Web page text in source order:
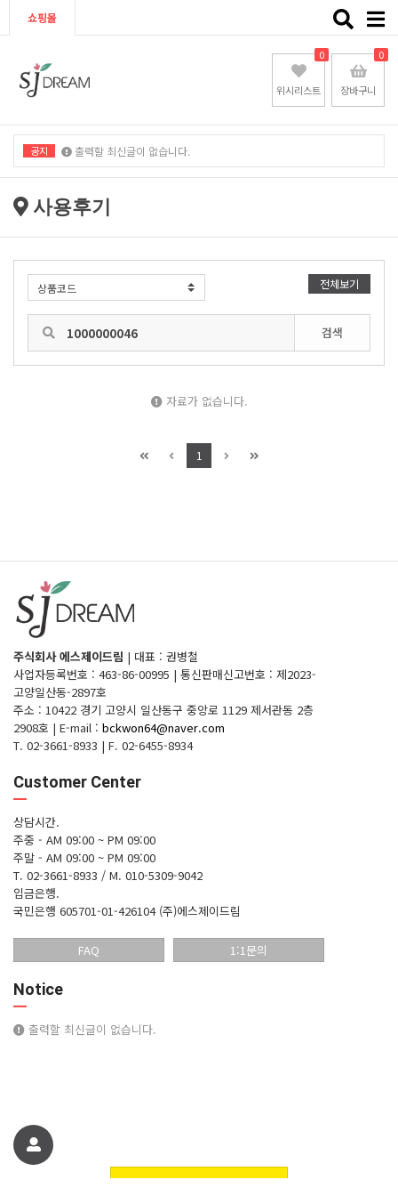
쇼핑몰
Toggle
위시리스트
0
장바구니
0
공지 출력할 최신글이 없습니다.
출력할 최신글이 없습니다.
사용후기
전체보기
검색
자료가 없습니다.
1
주식회사 에스제이드림 | 대표 : 권병철
사업자등록번호 : 463-86-00995 | 통신판매신고번호 : 제2023-
고양일산동-2897호
주소 : 10422 경기 고양시 일산동구 중앙로 1129 제서관동 2층
2908호 | E-mail : bckwon64@naver.com
T. 02-3661-8933 | F. 02-6455-8934
Customer Center
상담시간.
주중 - AM 09:00 ~ PM 09:00
주말 - AM 09:00 ~ PM 09:00
T. 02-3661-8933 / M. 010-5309-9042
입금은행.
국민은행 605701-01-426104 (주)에스제이드림
FAQ 1:1문의
Notice
출력할 최신글이 없습니다.
친구에게 추천하기